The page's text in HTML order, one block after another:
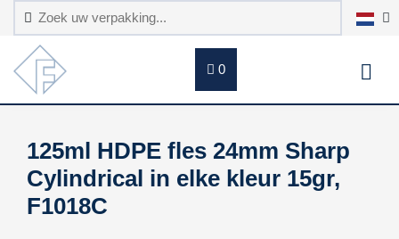
0
125ml HDPE fles 24mm Sharp
Cylindrical in elke kleur 15gr,
F1018C